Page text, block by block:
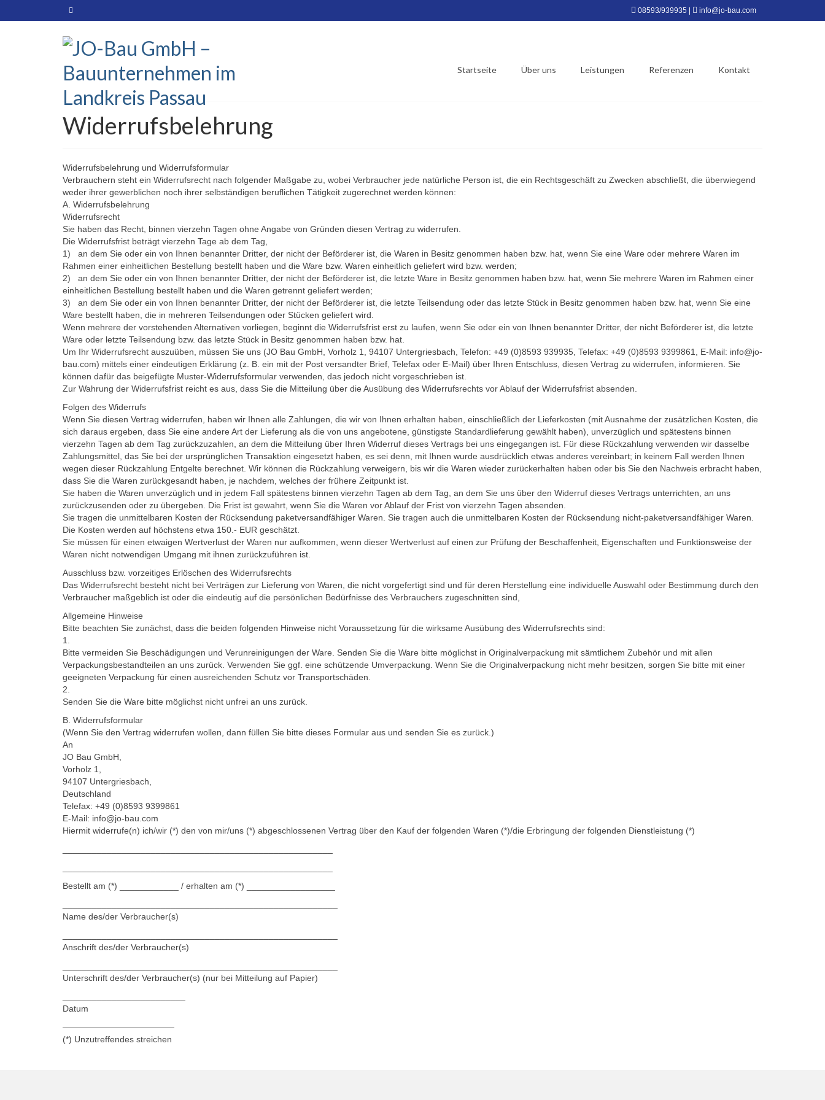
08593/939935 info@jo-bau.com
Startseite Über uns Leistungen Referenzen Kontakt
Widerrufsbelehrung
Widerrufsbelehrung und Widerrufsformular
Verbrauchern steht ein Widerrufsrecht nach folgender Maßgabe zu, wobei Verbraucher jede natürliche Person ist, die ein Rechtsgeschäft zu Zwecken abschließt, die überwiegend
weder ihrer gewerblichen noch ihrer selbständigen beruflichen Tätigkeit zugerechnet werden können:
A. Widerrufsbelehrung
Widerrufsrecht
Sie haben das Recht, binnen vierzehn Tagen ohne Angabe von Gründen diesen Vertrag zu widerrufen.
Die Widerrufsfrist beträgt vierzehn Tage ab dem Tag,
1) an dem Sie oder ein von Ihnen benannter Dritter, der nicht der Beförderer ist, die Waren in Besitz genommen haben bzw. hat, wenn Sie eine Ware oder mehrere Waren im
Rahmen einer einheitlichen Bestellung bestellt haben und die Ware bzw. Waren einheitlich geliefert wird bzw. werden;
2) an dem Sie oder ein von Ihnen benannter Dritter, der nicht der Beförderer ist, die letzte Ware in Besitz genommen haben bzw. hat, wenn Sie mehrere Waren im Rahmen einer
einheitlichen Bestellung bestellt haben und die Waren getrennt geliefert werden;
3) an dem Sie oder ein von Ihnen benannter Dritter, der nicht der Beförderer ist, die letzte Teilsendung oder das letzte Stück in Besitz genommen haben bzw. hat, wenn Sie eine
Ware bestellt haben, die in mehreren Teilsendungen oder Stücken geliefert wird.
Wenn mehrere der vorstehenden Alternativen vorliegen, beginnt die Widerrufsfrist erst zu laufen, wenn Sie oder ein von Ihnen benannter Dritter, der nicht Beförderer ist, die letzte
Ware oder letzte Teilsendung bzw. das letzte Stück in Besitz genommen haben bzw. hat.
Um Ihr Widerrufsrecht auszuüben, müssen Sie uns (JO Bau GmbH, Vorholz 1, 94107 Untergriesbach, Telefon: +49 (0)8593 939935, Telefax: +49 (0)8593 9399861, E-Mail: info@jo-
bau.com) mittels einer eindeutigen Erklärung (z. B. ein mit der Post versandter Brief, Telefax oder E-Mail) über Ihren Entschluss, diesen Vertrag zu widerrufen, informieren. Sie
können dafür das beigefügte Muster-Widerrufsformular verwenden, das jedoch nicht vorgeschrieben ist.
Zur Wahrung der Widerrufsfrist reicht es aus, dass Sie die Mitteilung über die Ausübung des Widerrufsrechts vor Ablauf der Widerrufsfrist absenden.
Folgen des Widerrufs
Wenn Sie diesen Vertrag widerrufen, haben wir Ihnen alle Zahlungen, die wir von Ihnen erhalten haben, einschließlich der Lieferkosten (mit Ausnahme der zusätzlichen Kosten, die
sich daraus ergeben, dass Sie eine andere Art der Lieferung als die von uns angebotene, günstigste Standardlieferung gewählt haben), unverzüglich und spätestens binnen
vierzehn Tagen ab dem Tag zurückzuzahlen, an dem die Mitteilung über Ihren Widerruf dieses Vertrags bei uns eingegangen ist. Für diese Rückzahlung verwenden wir dasselbe
Zahlungsmittel, das Sie bei der ursprünglichen Transaktion eingesetzt haben, es sei denn, mit Ihnen wurde ausdrücklich etwas anderes vereinbart; in keinem Fall werden Ihnen
wegen dieser Rückzahlung Entgelte berechnet. Wir können die Rückzahlung verweigern, bis wir die Waren wieder zurückerhalten haben oder bis Sie den Nachweis erbracht haben,
dass Sie die Waren zurückgesandt haben, je nachdem, welches der frühere Zeitpunkt ist.
Sie haben die Waren unverzüglich und in jedem Fall spätestens binnen vierzehn Tagen ab dem Tag, an dem Sie uns über den Widerruf dieses Vertrags unterrichten, an uns
zurückzusenden oder zu übergeben. Die Frist ist gewahrt, wenn Sie die Waren vor Ablauf der Frist von vierzehn Tagen absenden.
Sie tragen die unmittelbaren Kosten der Rücksendung paketversandfähiger Waren. Sie tragen auch die unmittelbaren Kosten der Rücksendung nicht-paketversandfähiger Waren.
Die Kosten werden auf höchstens etwa 150.- EUR geschätzt.
Sie müssen für einen etwaigen Wertverlust der Waren nur aufkommen, wenn dieser Wertverlust auf einen zur Prüfung der Beschaffenheit, Eigenschaften und Funktionsweise der
Waren nicht notwendigen Umgang mit ihnen zurückzuführen ist.
Ausschluss bzw. vorzeitiges Erlöschen des Widerrufsrechts
Das Widerrufsrecht besteht nicht bei Verträgen zur Lieferung von Waren, die nicht vorgefertigt sind und für deren Herstellung eine individuelle Auswahl oder Bestimmung durch den
Verbraucher maßgeblich ist oder die eindeutig auf die persönlichen Bedürfnisse des Verbrauchers zugeschnitten sind,
Allgemeine Hinweise
Bitte beachten Sie zunächst, dass die beiden folgenden Hinweise nicht Voraussetzung für die wirksame Ausübung des Widerrufsrechts sind:
1.
Bitte vermeiden Sie Beschädigungen und Verunreinigungen der Ware. Senden Sie die Ware bitte möglichst in Originalverpackung mit sämtlichem Zubehör und mit allen
Verpackungsbestandteilen an uns zurück. Verwenden Sie ggf. eine schützende Umverpackung. Wenn Sie die Originalverpackung nicht mehr besitzen, sorgen Sie bitte mit einer
geeigneten Verpackung für einen ausreichenden Schutz vor Transportschäden.
2.
Senden Sie die Ware bitte möglichst nicht unfrei an uns zurück.
B. Widerrufsformular
(Wenn Sie den Vertrag widerrufen wollen, dann füllen Sie bitte dieses Formular aus und senden Sie es zurück.)
An
JO Bau GmbH,
Vorholz 1,
94107 Untergriesbach,
Deutschland
Telefax: +49 (0)8593 9399861
E-Mail: info@jo-bau.com
Hiermit widerrufe(n) ich/wir (*) den von mir/uns (*) abgeschlossenen Vertrag über den Kauf der folgenden Waren (*)/die Erbringung der folgenden Dienstleistung (*)
Bestellt am (*) ____________ / erhalten am (*) __________________
Name des/der Verbraucher(s)
Anschrift des/der Verbraucher(s)
Unterschrift des/der Verbraucher(s) (nur bei Mitteilung auf Papier)
Datum
—————————————
(*) Unzutreffendes streichen